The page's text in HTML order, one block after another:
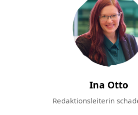
Ina Otto
Redaktionsleiterin